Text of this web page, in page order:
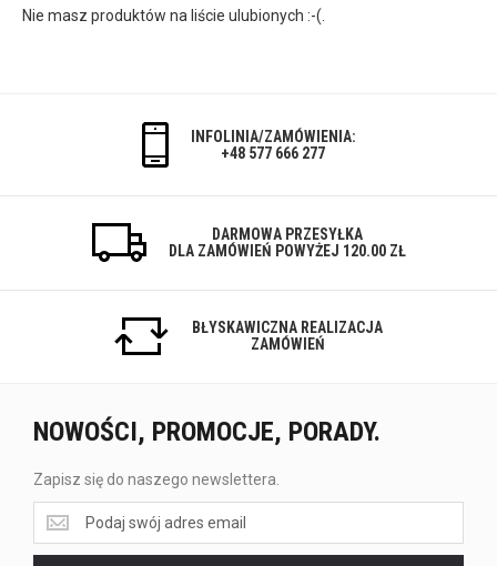
Nie masz produktów na liście ulubionych :-(.
INFOLINIA/ZAMÓWIENIA:
+48 577 666 277
DARMOWA PRZESYŁKA
DLA ZAMÓWIEŃ POWYŻEJ 120.00 ZŁ
BŁYSKAWICZNA REALIZACJA
ZAMÓWIEŃ
NOWOŚCI, PROMOCJE, PORADY.
Zapisz się do naszego newslettera.
Zapisz
się
do